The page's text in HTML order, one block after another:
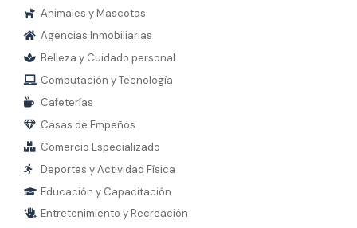
Animales y Mascotas
Agencias Inmobiliarias
Belleza y Cuidado personal
Computación y Tecnología
Cafeterías
Casas de Empeños
Comercio Especializado
Deportes y Actividad Física
Educación y Capacitación
Entretenimiento y Recreación